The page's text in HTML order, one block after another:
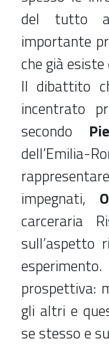
del tutto
importante
che già
Il dibattito
incentrato
secondo
impegnati,
carceraria
sull’aspetto
prospettiva:
gli altri e
se stesso e